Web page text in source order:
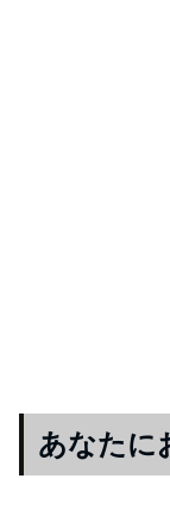
あなたに